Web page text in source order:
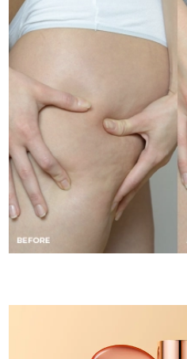
Slovakya
Güney Afrika
Güney Kore
İspanya
İsveç
İsviçre